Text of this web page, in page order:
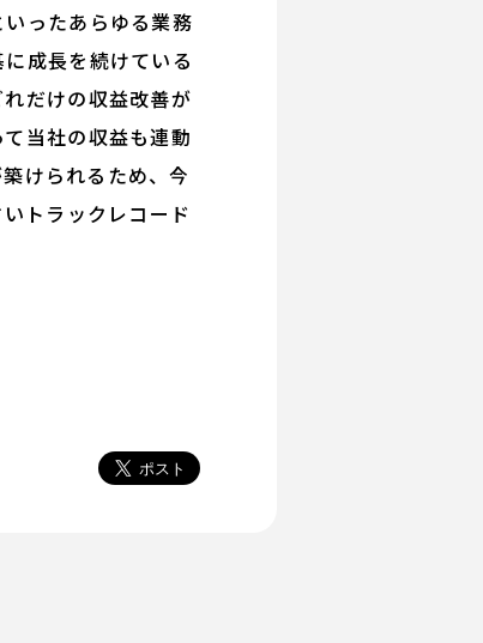
ったあらゆる業務
成長を続けている
だけの収益改善が
当社の収益も連動
けられるため、今
トラックレコード